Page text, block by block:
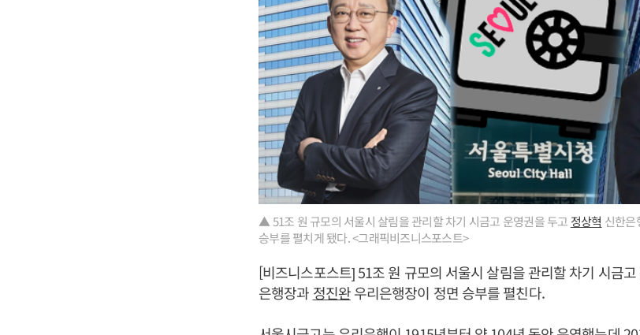
▲ 51조 원 규모의 서울시 살림을 관리할 차기 시금고 운영권을 두고 정상혁 신한은
승부를 펼치게 됐다. <그래픽비즈니스포스트>
[비즈니스포스트] 51조 원 규모의 서울시 살림을 관리할 차기 시금
은행장과 정진완우리은행장이 정면 승부를 펼친다.